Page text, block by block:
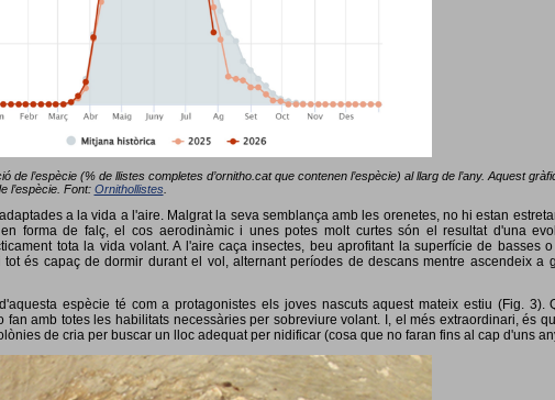
de l’espècie (% de llistes completes d’ornitho.cat que contenen l’espècie) al llarg de l’any. Aquest
l’espècie. Font: Ornithollistes.
a la vida a l'aire. Malgrat la seva semblança amb les orenetes, no hi estan
forma de falç, el cos aerodinàmic i unes potes molt curtes són el resultat d'una
tota la vida volant. A l'aire caça insectes, beu aprofitant la superfície de basses
és capaç de dormir durant el vol, alternant períodes de descans mentre ascendeix a
espècie té com a protagonistes els joves nascuts aquest mateix estiu (Fig. 3).
amb totes les habilitats necessàries per sobreviure volant. I, el més extraordinari, és
de cria per buscar un lloc adequat per nidificar (cosa que no faran fins al cap d'uns